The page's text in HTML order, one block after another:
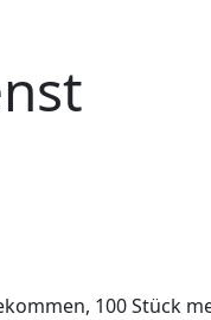
100 Stück